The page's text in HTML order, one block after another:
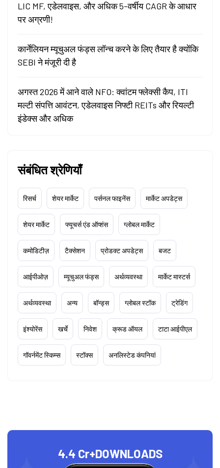
LIC MF, एडेलवाइस, और अधिक 5-वर्षीय CAGR के आधार
पर अग्रणी!
कार्नेलियन म्यूचुअल फंड्स लॉन्च करने के लिए तैयार है क्योंकि
SEBI ने मंजूरी दी है
अगस्त 2026 में आने वाले NFO: क्वांटम फ्लेक्सी कैप, ITI
मल्टी संपत्ति आवंटन, एडेलवाइस निफ्टी REITs और रियल्टी
इंडेक्स और अधिक
संबंधित श्रेणियाँ
रिसर्च शेयर मार्केट पर्सनल फाइनेंस मार्केट अपडेट्स
शेयर मार्केट फ्यूचर्स एंड ऑप्शंस ग्लोबल मार्केट
कमोडिटीज़ टैक्सेशन प्रोडक्ट अपडेट्स बजट
आईपीओज़ म्यूचुअल फंड्स अर्थव्यवस्था मार्केट मास्टर्स
अर्थव्यवस्था अन्य बॉन्ड्स ग्लोबल स्टॉक ट्रेडिंग
इंश्योरेंस खर्चे निवेश क्रूड ऑयल टाटा आईपीएल
गॉवर्नमेंट स्किम्स स्टॉक्स अनलिस्टेड कंपनियां
4.4 Cr+DOWNLOADS